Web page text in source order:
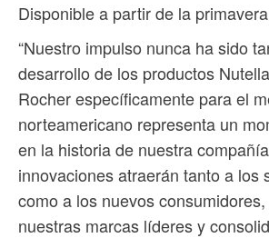
Disponible a partir de la
“Nuestro impulso nunca ha sido
desarrollo de los productos
Rocher específicamente para el
norteamericano representa un
en la historia de nuestra
innovaciones atraerán tanto a los
como a los nuevos
nuestras marcas líderes y